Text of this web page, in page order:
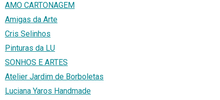
AMO CARTONAGEM
Amigas da Arte
Cris Selinhos
Pinturas da LU
SONHOS E ARTES
Atelier Jardim de Borboletas
Luciana Yaros Handmade